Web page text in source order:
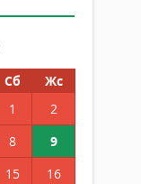
Сб
Жс
1
2
8
9
15 16